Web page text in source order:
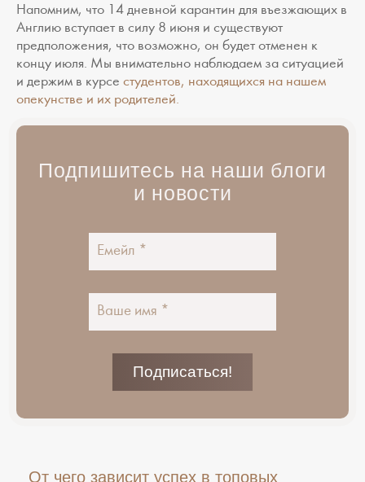
Напомним, что 14 дневной карантин для въезжающих в
Англию вступает в силу 8 июня и существуют
предположения, что возможно, он будет отменен к
концу июля. Мы внимательно наблюдаем за ситуацией
и держим в курсе студентов, находящихся на нашем
опекунстве и их родителей.
Подпишитесь на наши блоги
и новости
От чего зависит успех в топовых